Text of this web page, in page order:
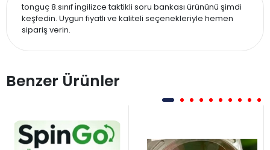
tonguç 8.sınıf i̇ngilizce taktikli soru bankası ürününü şimdi
keşfedin. Uygun fiyatlı ve kaliteli seçenekleriyle hemen
sipariş verin.
Benzer Ürünler